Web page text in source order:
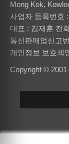
Mong Kok,
사업자 등록번호
대표 : 김재훈 전
통신판매업신고
개인정보 보호책
Copyright ©